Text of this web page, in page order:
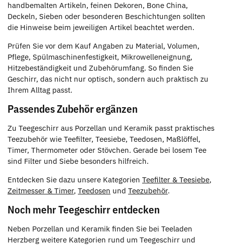
handbemalten Artikeln, feinen Dekoren, Bone China,
Deckeln, Sieben oder besonderen Beschichtungen sollten
die Hinweise beim jeweiligen Artikel beachtet werden.
Prüfen Sie vor dem Kauf Angaben zu Material, Volumen,
Pflege, Spülmaschinenfestigkeit, Mikrowelleneignung,
Hitzebeständigkeit und Zubehörumfang. So finden Sie
Geschirr, das nicht nur optisch, sondern auch praktisch zu
Ihrem Alltag passt.
Passendes Zubehör ergänzen
Zu Teegeschirr aus Porzellan und Keramik passt praktisches
Teezubehör wie Teefilter, Teesiebe, Teedosen, Maßlöffel,
Timer, Thermometer oder Stövchen. Gerade bei losem Tee
sind Filter und Siebe besonders hilfreich.
Entdecken Sie dazu unsere Kategorien Teefilter & Teesiebe,
Zeitmesser & Timer, Teedosen und Teezubehör.
Noch mehr Teegeschirr entdecken
Neben Porzellan und Keramik finden Sie bei Teeladen
Herzberg weitere Kategorien rund um Teegeschirr und